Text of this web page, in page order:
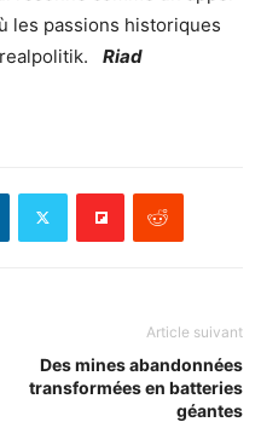
les passions historiques
Riad
Article suivant
Des mines abandonnées
transformées en batteries
géantes